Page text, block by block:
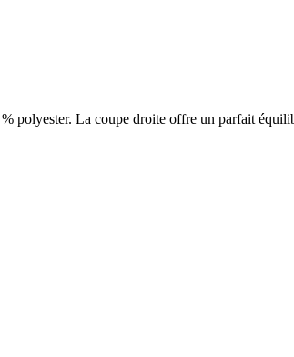
polyester. La coupe droite offre un parfait